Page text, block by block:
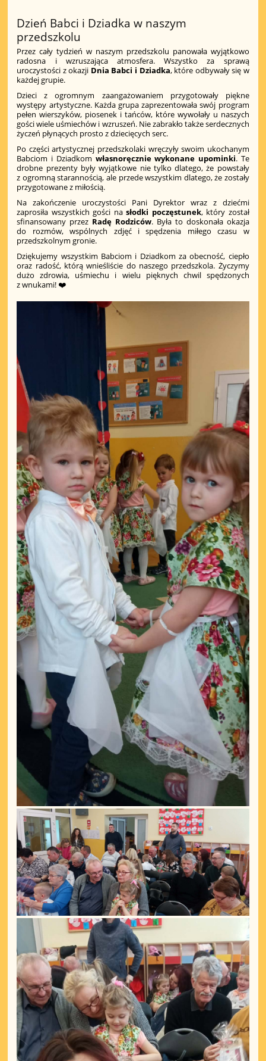
Dzień Babci i Dziadka w naszym
przedszkolu
Przez cały tydzień w naszym przedszkolu panowała wyjątkowo
radosna i wzruszająca atmosfera. Wszystko za sprawą
uroczystości z okazji Dnia Babci i Dziadka, które odbywały się w
każdej grupie.
Dzieci z ogromnym zaangażowaniem przygotowały piękne
występy artystyczne. Każda grupa zaprezentowała swój program
pełen wierszyków, piosenek i tańców, które wywołały u naszych
gości wiele uśmiechów i wzruszeń. Nie zabrakło także serdecznych
życzeń płynących prosto z dziecięcych serc.
Po części artystycznej przedszkolaki wręczyły swoim ukochanym
Babciom i Dziadkom własnoręcznie wykonane upominki. Te
drobne prezenty były wyjątkowe nie tylko dlatego, że powstały
z ogromną starannością, ale przede wszystkim dlatego, że zostały
przygotowane z miłością.
Na zakończenie uroczystości Pani Dyrektor wraz z dziećmi
zaprosiła wszystkich gości nasłodki poczęstunek, który został
sfinansowany przez Radę Rodziców. Była to doskonała okazja
do rozmów, wspólnych zdjęć i spędzenia miłego czasu w
przedszkolnym gronie.
Dziękujemy wszystkim Babciom i Dziadkom za obecność, ciepło
oraz radość, którą wnieśliście do naszego przedszkola. Życzymy
dużo zdrowia, uśmiechu i wielu pięknych chwil spędzonych
z wnukami! ❤️